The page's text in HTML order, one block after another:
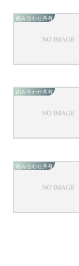
組み合わせ共有
組み合わせ共有
組み合わせ共有